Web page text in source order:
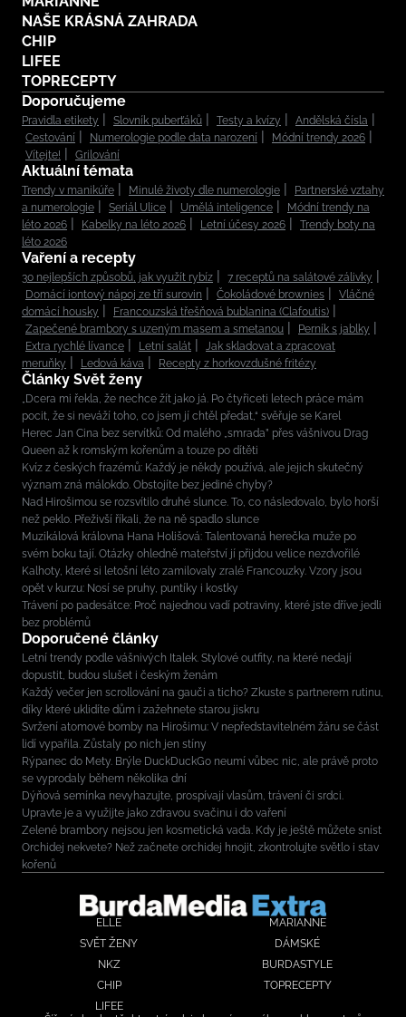
NAŠE KRÁSNÁ ZAHRADA
CHIP
LIFEE
TOPRECEPTY
Doporučujeme
Pravidla etikety Slovník puberťáků Testy a kvízy
Andělská čísla
Cestování
Numerologie podle data narození
Módní trendy 2026
Vítejte!
Grilování
Aktuální témata
Trendy v manikúře Minulé životy dle numerologie
Partnerské vztahy
a numerologie
Seriál Ulice Umělá inteligence
Módní trendy na
léto 2026
Kabelky na léto 2026 Letní účesy 2026
Trendy boty na
léto 2026
Vaření a recepty
30 nejlepších způsobů, jak využít rybíz
7 receptů na salátové zálivky
Domácí iontový nápoj ze tří surovin
Čokoládové brownies
Vláčné
domácí housky
Francouzská třešňová bublanina (Clafoutis)
Zapečené brambory s uzeným masem a smetanou
Perník s jablky
Extra rychlé lívance
Letní salát
Jak skladovat a zpracovat
meruňky
Ledová káva Recepty z horkovzdušné fritézy
Články Svět ženy
„Dcera mi řekla, že nechce žít jako já. Po čtyřiceti letech práce mám
pocit, že si neváží toho, co jsem jí chtěl předat,“ svěřuje se Karel
Herec Jan Cina bez servítků: Od malého „smrada” přes vášnivou Drag
Queen až k romským kořenům a touze po dítěti
Kvíz z českých frazémů: Každý je někdy používá, ale jejich skutečný
význam zná málokdo. Obstojíte bez jediné chyby?
Nad Hirošimou se rozsvítilo druhé slunce. To, co následovalo, bylo horší
než peklo. Přeživší říkali, že na ně spadlo slunce
Muzikálová královna Hana Holišová: Talentovaná herečka muže po
svém boku tají. Otázky ohledně mateřství jí přijdou velice nezdvořilé
Kalhoty, které si letošní léto zamilovaly zralé Francouzky. Vzory jsou
opět v kurzu: Nosí se pruhy, puntíky i kostky
Trávení po padesátce: Proč najednou vadí potraviny, které jste dříve jedli
bez problémů
Doporučené články
Letní trendy podle vášnivých Italek. Stylové outfity, na které nedají
dopustit, budou slušet i českým ženám
Každý večer jen scrollování na gauči a ticho? Zkuste s partnerem rutinu,
díky které uklidíte dům i zažehnete starou jiskru
Svržení atomové bomby na Hirošimu: V nepředstavitelném žáru se část
lidí vypařila. Zůstaly po nich jen stíny
Rýpanec do Mety. Brýle DuckDuckGo neumí vůbec nic, ale právě proto
se vyprodaly během několika dní
Dýňová semínka nevyhazujte, prospívají vlasům, trávení či srdci.
Upravte je a využijte jako zdravou svačinu i do vaření
Zelené brambory nejsou jen kosmetická vada. Kdy je ještě můžete sníst
Orchidej nekvete? Než začnete orchidej hnojit, zkontrolujte světlo i stav
kořenů
ELLE
MARIANNE
SVĚT ŽENY
DÁMSKÉ
NKZ
BURDASTYLE
CHIP
TOPRECEPTY
LIFEE